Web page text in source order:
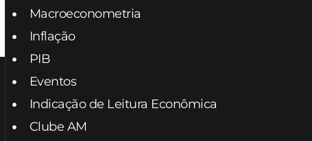
Macroeconometria
Inflação
PIB
Eventos
Indicação de Leitura Econômica
Clube AM